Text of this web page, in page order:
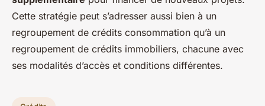
Cette stratégie peut s’adresser aussi bien à un
regroupement de crédits consommation qu’à un
regroupement de crédits immobiliers, chacune avec
ses modalités d’accès et conditions différentes.